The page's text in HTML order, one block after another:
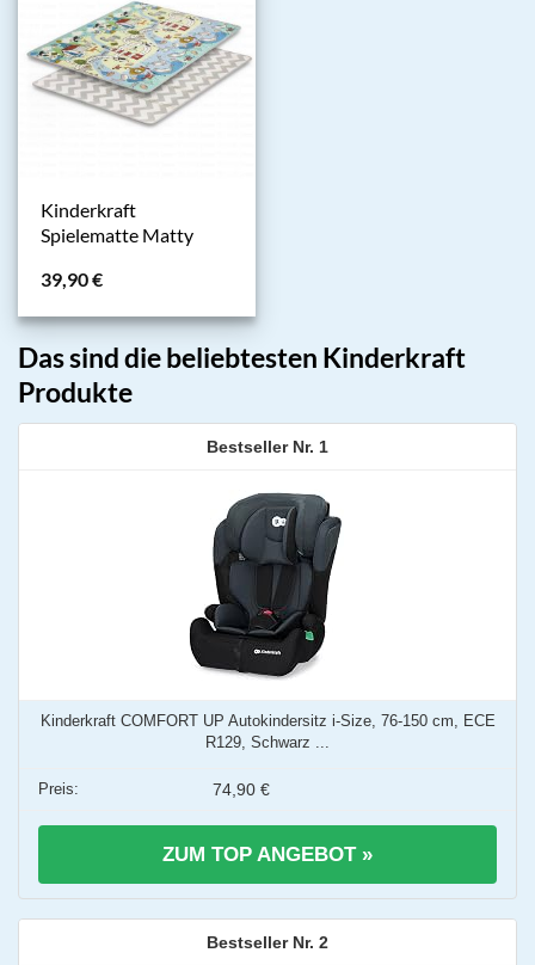
Kinderkraft
Spielematte Matty
39,90€
Das sind die beliebtesten Kinderkraft
Produkte
1
Kinderkraft COMFORT UP Autokindersitz i-Size, 76-150 cm, ECE
R129, Schwarz ...
74,90 €
ZUM TOP ANGEBOT »
2